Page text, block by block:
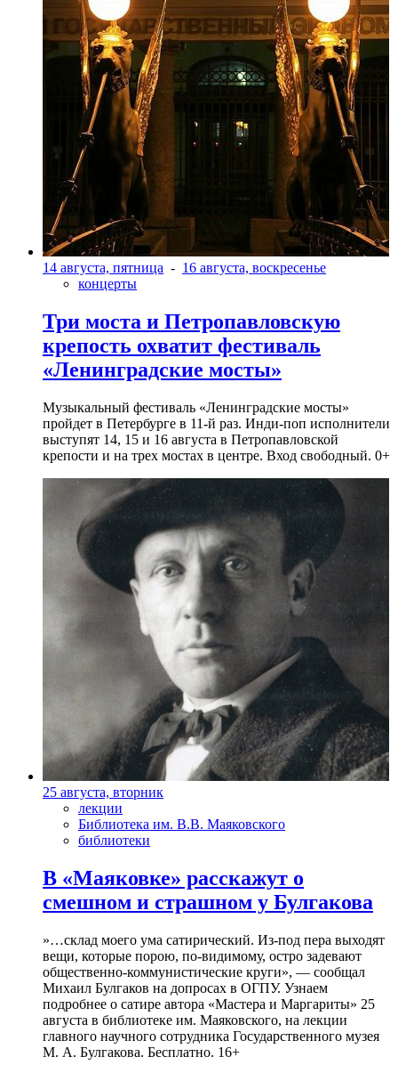
14 августа, пятница - 16 августа, воскресенье
концерты
Три моста и Петропавловскую
крепость охватит фестиваль
«Ленинградские мосты»
Музыкальный фестиваль «Ленинградские мосты»
пройдет в Петербурге в 11-й раз. Инди-поп исполнители
выступят 14, 15 и 16 августа в Петропавловской
крепости и на трех мостах в центре. Вход свободный. 0+
25 августа, вторник
лекции
Библиотека им. В.В. Маяковского
библиотеки
В «Маяковке» расскажут о
смешном и страшном у Булгакова
»…склад моего ума сатирический. Из-под пера выходят
вещи, которые порою, по-видимому, остро задевают
общественно-коммунистические круги», — сообщал
Михаил Булгаков на допросах в ОГПУ. Узнаем
подробнее о сатире автора «Мастера и Маргариты» 25
августа в библиотеке им. Маяковского, на лекции
главного научного сотрудника Государственного музея
М. А. Булгакова. Бесплатно. 16+